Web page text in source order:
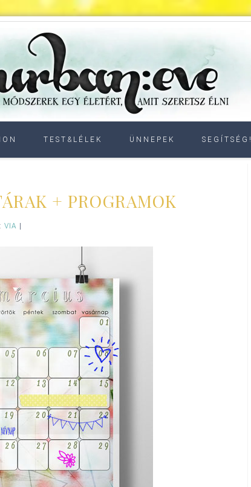
TEST&LÉLEK ÜNNEPEK SEGÍTSÉG!
+ PROGRAMOK
VIA